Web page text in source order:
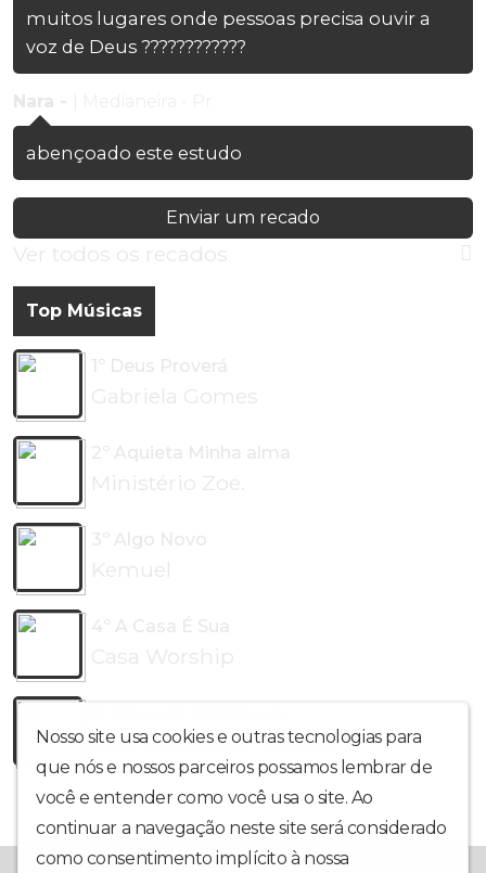
muitos lugares onde pessoas precisa ouvir a
voz de Deus ????????????
Nara -
abençoado este estudo
Enviar um recado
Ver todos os recados
Top Músicas
1º Deus Proverá
Gabriela Gomes
2º Aquieta Minha alma
Ministério Zoe.
3º Algo Novo
Kemuel
4º A Casa É Sua
Casa Worship
Davi Sacer part. Simone.
Nosso site usa cookies e outras tecnologias para
que nós e nossos parceiros possamos lembrar de
você e entender como você usa o site. Ao
continuar a navegação neste site será considerado
como consentimento implícito à nossa